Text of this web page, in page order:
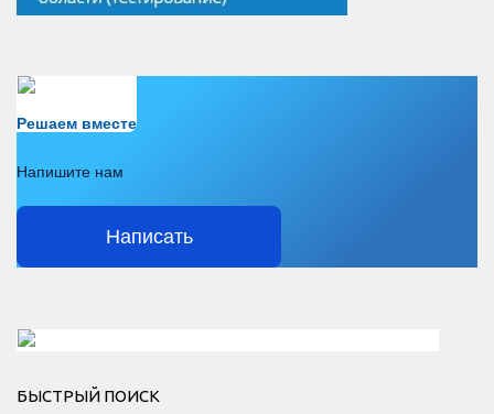
Решаем вместе
Напишите нам
Написать
БЫСТРЫЙ ПОИСК